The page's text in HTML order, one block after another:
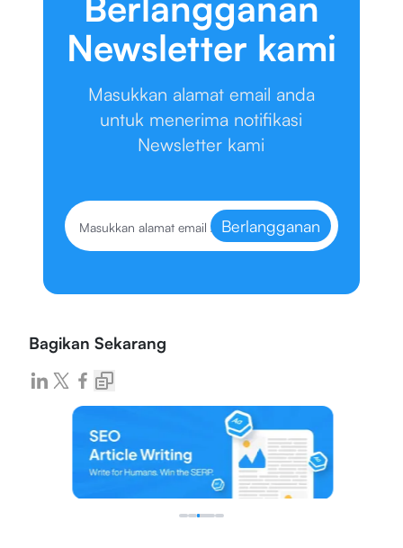
Newsletter kami
Masukkan alamat email anda
untuk menerima notifikasi
Newsletter kami
Berlangganan
Bagikan Sekarang